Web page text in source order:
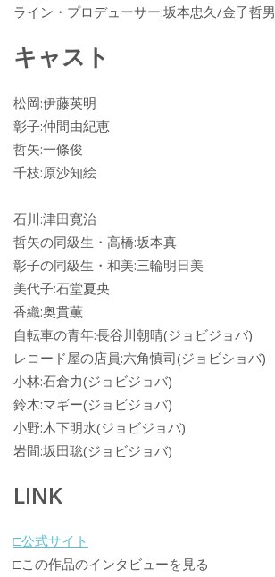
ライン・プロデューサー:坂本忠久/金子哲男
キャスト
松岡:伊藤英明
彰子:仲間由紀恵
哲矢:一條俊
千枝:原沙知絵
石川:津田寛治
哲矢の同級生・高橋:坂本真
彰子の同級生・和美:三輪明日美
美代子:石堂夏央
香織:奥貫薫
自転車の青年:長谷川朝晴(ジョビジョバ)
レコード屋の店員:六角慎司(ジョビショバ)
小林:石倉力(ジョビジョバ)
鈴木:マギー(ジョビジョバ)
小野:木下明水(ジョビジョバ)
岩間:坂田聡(ジョビジョバ)
LINK
□公式サイト
□この作品のインタビューを見る